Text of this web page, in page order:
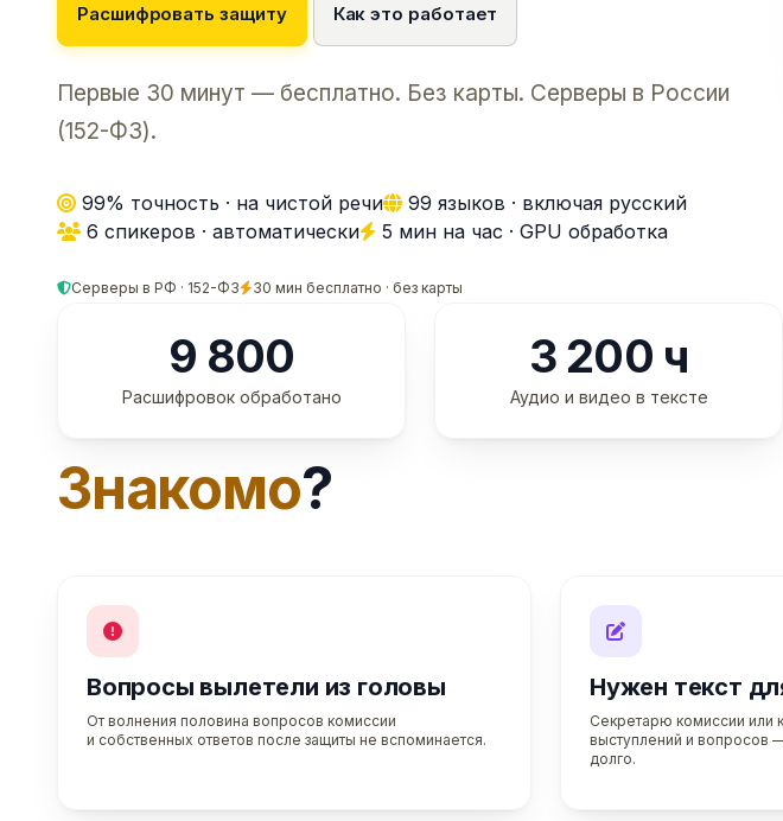
Расшифровать защиту Как это работает
Первые 30 минут — бесплатно. Без карты. Серверы в России
(152-ФЗ).
99% точность · на чистой речи
99 языков · включая русский
6 спикеров · автоматически
5 мин на час · GPU обработка
Серверы в РФ · 152-ФЗ 30 мин бесплатно · без карты
9 800
Расшифровок обработано
3 200 ч
Аудио и видео в тексте
Знакомо?
Вопросы вылетели из головы
От волнения половина вопросов комиссии
и собственных ответов после защиты не вспоминается.
Нужен текст
Секретарю комиссии или
выступлений и вопросов
долго.